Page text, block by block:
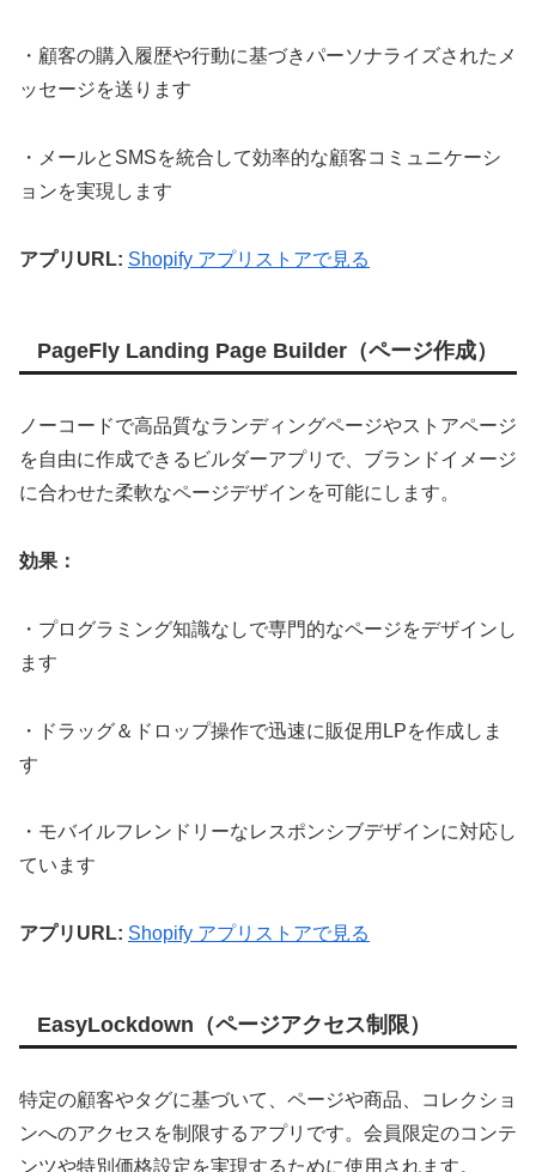
・顧客の購入履歴や行動に基づきパーソナライズされたメ
ッセージを送ります
・メールとSMSを統合して効率的な顧客コミュニケーシ
ョンを実現します
アプリURL: Shopify アプリストアで見る
PageFly Landing Page Builder（ページ作成）
ノーコードで高品質なランディングページやストアページ
を自由に作成できるビルダーアプリで、ブランドイメージ
に合わせた柔軟なページデザインを可能にします。
効果：
・プログラミング知識なしで専門的なページをデザインし
ます
・ドラッグ＆ドロップ操作で迅速に販促用LPを作成しま
す
・モバイルフレンドリーなレスポンシブデザインに対応し
ています
アプリURL: Shopify アプリストアで見る
EasyLockdown（ページアクセス制限）
特定の顧客やタグに基づいて、ページや商品、コレクショ
ンへのアクセスを制限するアプリです。会員限定のコンテ
ンツや特別価格設定を実現するために使用されます。